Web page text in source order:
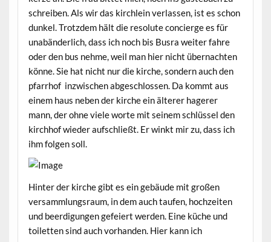
schreiben. Als wir das kirchlein verlassen, ist es schon
dunkel. Trotzdem hält die resolute concierge es für
unabänderlich, dass ich noch bis Busra weiter fahre
oder den bus nehme, weil man hier nicht übernachten
könne. Sie hat nicht nur die kirche, sondern auch den
pfarrhof inzwischen abgeschlossen. Da kommt aus
einem haus neben der kirche ein älterer hagerer
mann, der ohne viele worte mit seinem schlüssel den
kirchhof wieder aufschließt. Er winkt mir zu, dass ich
ihm folgen soll.
Hinter der kirche gibt es ein gebäude mit großen
versammlungsraum, in dem auch taufen, hochzeiten
und beerdigungen gefeiert werden. Eine küche und
toiletten sind auch vorhanden. Hier kann ich